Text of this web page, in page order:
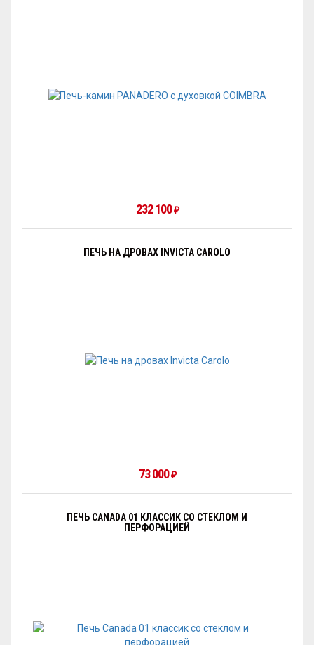
232 100 ₽
ПЕЧЬ НА ДРОВАХ INVICTA CAROLO
73 000 ₽
ПЕЧЬ CANADA 01 КЛАССИК СО СТЕКЛОМ И
ПЕРФОРАЦИЕЙ